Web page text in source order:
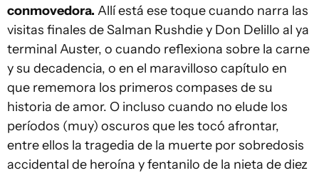
conmovedora. Allí está ese toque cuando narra las
visitas finales de Salman Rushdie y Don Delillo al ya
terminal Auster, o cuando reflexiona sobre la carne
y su decadencia, o en el maravilloso capítulo en
que rememora los primeros compases de su
historia de amor. O incluso cuando no elude los
períodos (muy) oscuros que les tocó afrontar,
entre ellos la tragedia de la muerte por sobredosis
accidental de heroína y fentanilo de la nieta de diez